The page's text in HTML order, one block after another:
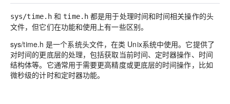
sys/time.h 和time.h都是用于处理时间和时间相关操作的头
文件，但它们在功能和使用上有一些区别。
sys/time.h 是一个系统头文件，在类 Unix系统中使用。它提供了
对时间的更底层的处理，包括获取当前时间、定时器操作、时间
结构体等。它通常用于需要更高精度或更底层的时间操作，比如
微秒级的计时和定时器功能。